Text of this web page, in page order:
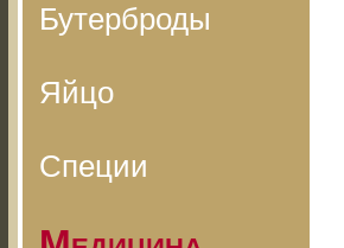
Бутерброды
Яйцо
Специи